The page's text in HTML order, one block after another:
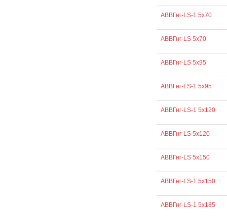
АВВГнг-LS-1 5х70
АВВГнг-LS 5х70
АВВГнг-LS 5х95
АВВГнг-LS-1 5х95
АВВГнг-LS-1 5х120
АВВГнг-LS 5х120
АВВГнг-LS 5х150
АВВГнг-LS-1 5х150
АВВГнг-LS-1 5х185